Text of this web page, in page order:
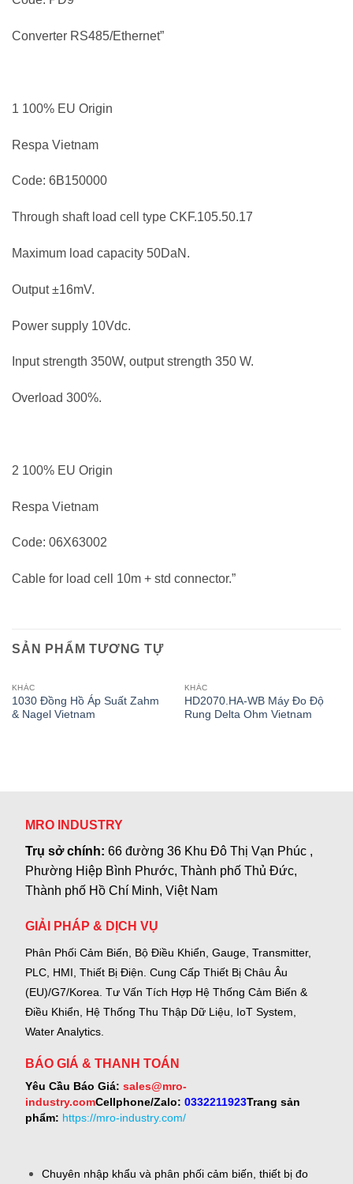
Converter RS485/Ethernet”
1 100% EU Origin
Respa Vietnam
Code: 6B150000
Through shaft load cell type CKF.105.50.17
Maximum load capacity 50DaN.
Output ±16mV.
Power supply 10Vdc.
Input strength 350W, output strength 350 W.
Overload 300%.
2 100% EU Origin
Respa Vietnam
Code: 06X63002
Cable for load cell 10m + std connector.”
SẢN PHẨM TƯƠNG TỰ
KHÁC
1030 Đồng Hồ Áp Suất Zahm
& Nagel Vietnam
KHÁC
HD2070.HA-WB Máy Đo Độ
Rung Delta Ohm Vietnam
MRO INDUSTRY
Trụ sở chính:66 đường 36 Khu Đô Thị Vạn Phúc ,
Phường Hiệp Bình Phước, Thành phố Thủ Đức,
Thành phố Hồ Chí Minh, Việt Nam
GIẢI PHÁP & DỊCH VỤ
Phân Phối Cảm Biến, Bộ Điều Khiển, Gauge, Transmitter,
PLC, HMI, Thiết Bị Điện. Cung Cấp Thiết Bị Châu Âu
(EU)/G7/Korea. Tư Vấn Tích Hợp Hệ Thống Cảm Biến &
Điều Khiển, Hệ Thống Thu Thập Dữ Liệu, IoT System,
Water Analytics.
BÁO GIÁ & THANH TOÁN
Yêu Cầu Báo Giá: sales@mro-
industry.comCellphone/Zalo: 0332211923Trang sản
phẩm: https://mro-industry.com/
Chuyên nhập khẩu và phân phối cảm biến, thiết bị đo